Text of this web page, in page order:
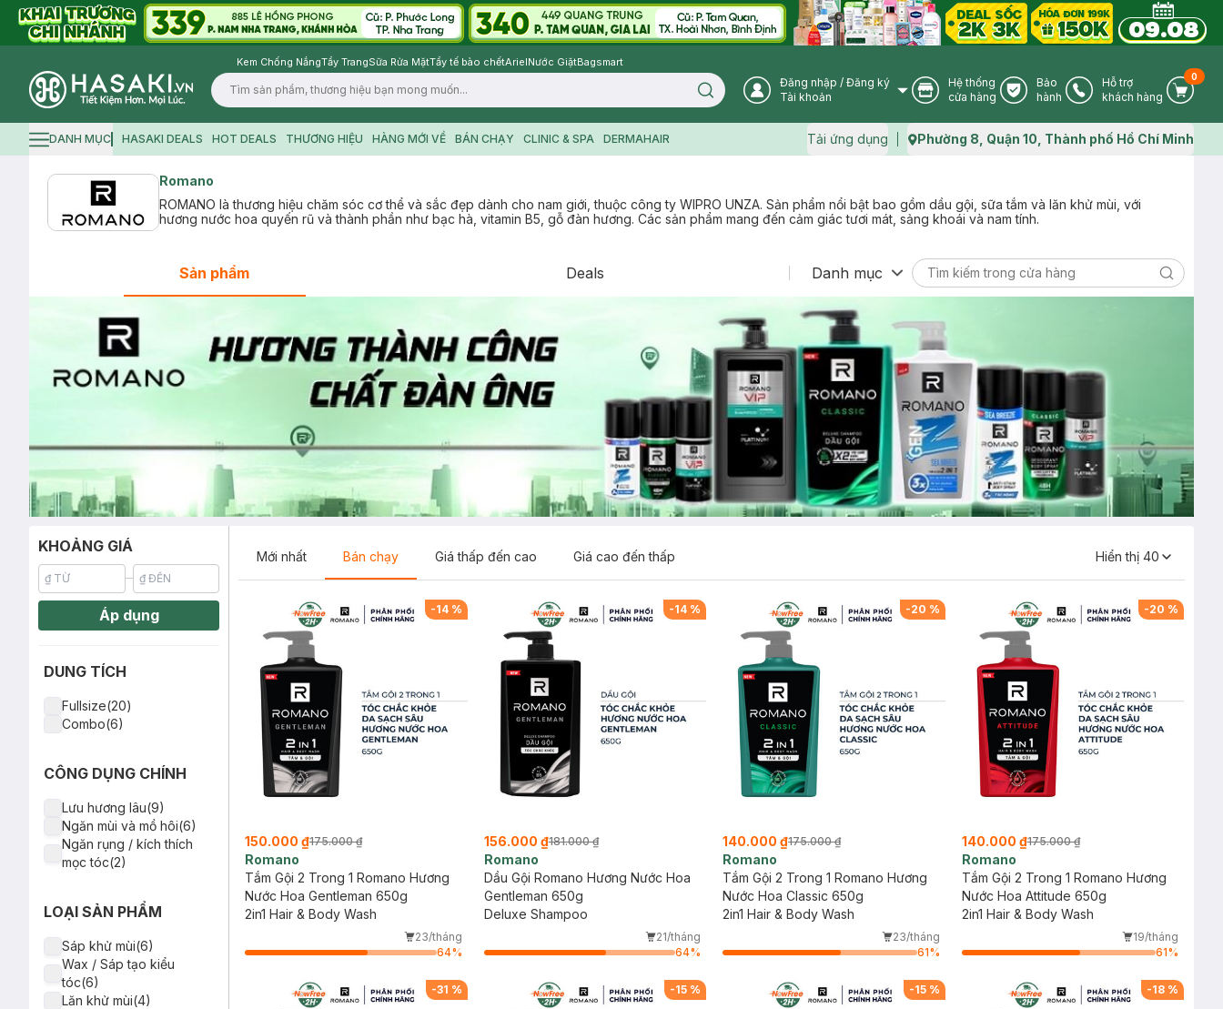
Kem Chống NắngTẩy TrangSữa Rửa MặtTẩy tế bào chếtArielNước GiặtBagsmart
Logo
Search icon User Icon
Đăng nhập / Đăng ký
Tài khoản
Store Icon
Hệ thống
cửa hàng
Warranty Icon
Bảo
hành
Phone Icon
Hỗ trợ
khách hàng
Cart
0
Hamburger icon
DANH MỤC HASAKI DEALS HOT DEALS THƯƠNG HIỆU HÀNG MỚI VỀ BÁN CHẠY CLINIC & SPA DERMAHAIR Tải ứng dụng Map icon
Phường 8, Quận 10, Thành phố Hồ Chí Minh
Romano
ROMANO là thương hiệu chăm sóc cơ thể và sắc đẹp dành cho nam giới, thuộc công ty WIPRO UNZA. Sản phẩm nổi bật bao gồm dầu gội, sữa tắm và lăn khử mùi, với
hương nước hoa quyến rũ và thành phần như bạc hà, vitamin B5, gỗ đàn hương. Các sản phẩm mang đến cảm giác tươi mát, sảng khoái và nam tính.
Sản phẩm Deals Danh mục Search
KHOẢNG GIÁ
Áp dụng
DUNG TÍCH
Fullsize(20)
Combo(6)
CÔNG DỤNG CHÍNH
Lưu hương lâu(9)
Ngăn mùi và mồ hôi(6)
Ngăn rụng / kích thích
mọc tóc(2)
LOẠI SẢN PHẨM
Sáp khử mùi(6)
Wax / Sáp tạo kiểu
tóc(6)
Lăn khử mùi(4)
Mới nhất Bán chạy Giá thấp đến cao Giá cao đến thấp Hiển thị 40
-14%
150.000 ₫175.000 ₫
Romano
Tắm Gội 2 Trong 1 Romano Hương
Nước Hoa Gentleman 650g
2in1 Hair & Body Wash
23/tháng
64%
-14 %
156.000 ₫181.000 ₫
Romano
Dầu Gội Romano Hương Nước Hoa
Gentleman 650g
Deluxe Shampoo
21/tháng
64%
-20 %
140.000 ₫175.000 ₫
Romano
Tắm Gội 2 Trong 1 Romano Hương
Nước Hoa Classic 650g
2in1 Hair & Body Wash
23/tháng
61%
-20 %
140.000 ₫175.000 ₫
Romano
Tắm Gội 2 Trong 1 Romano Hương
Nước Hoa Attitude 650g
2in1 Hair & Body Wash
19/tháng
61%
-31 % -15 % -15% -18 %